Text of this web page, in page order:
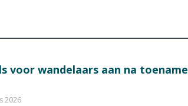
voor wandelaars aan na toename
2026